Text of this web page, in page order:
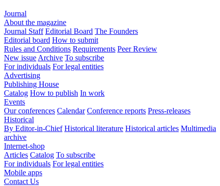
Journal
About the magazine
Journal Staff Editorial Board The Founders
Editorial board How to submit
Rules and Conditions Requirements Peer Review
New issue Archive To subscribe
For individuals For legal entities
Advertising
Publishing House
Catalog How to publish In work
Events
Our conferences Calendar Conference reports Press-releases
Historical
By Editor-in-Chief Historical literature Historical articles Multimedia
archive
Internet-shop
Articles Catalog To subscribe
For individuals For legal entities
Mobile apps
Contact Us